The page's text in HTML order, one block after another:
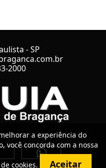
- SP
2000
a experiência do
você concorda com a nossa
cookies. Aceitar